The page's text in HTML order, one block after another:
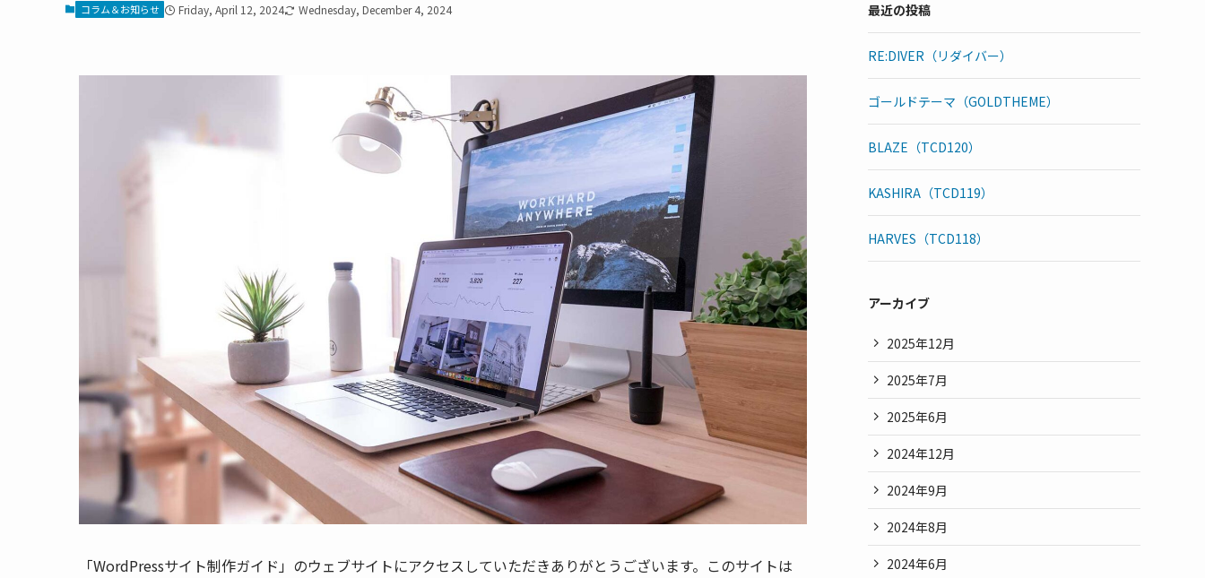
コラム＆お知らせ Friday, April 12, 2024 Wednesday, December 4, 2024
「WordPressサイト制作ガイド」のウェブサイトにアクセスしていただきありがとうございます。このサイトは
最近の投稿
RE:DIVER（リダイバー）
ゴールドテーマ（GOLDTHEME）
BLAZE（TCD120）
KASHIRA（TCD119）
HARVES（TCD118）
アーカイブ
2025年12月
2025年7月
2025年6月
2024年12月
2024年9月
2024年8月
2024年6月